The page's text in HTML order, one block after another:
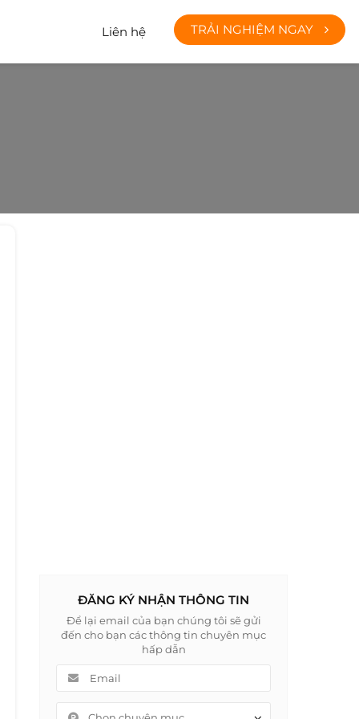
Liên hệ TRẢI NGHIỆM NGAY
ĐĂNG KÝ NHẬN THÔNG TIN
Để lại email của bạn chúng tôi sẽ gửi
đến cho bạn các thông tin chuyên mục
hấp dẫn